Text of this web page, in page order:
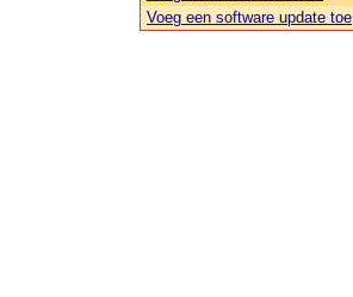
Voeg een software update toe